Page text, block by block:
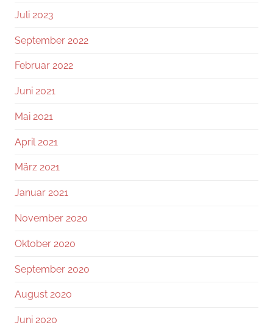
Juli 2023
September 2022
Februar 2022
Juni 2021
Mai 2021
April 2021
März 2021
Januar 2021
November 2020
Oktober 2020
September 2020
August 2020
Juni 2020